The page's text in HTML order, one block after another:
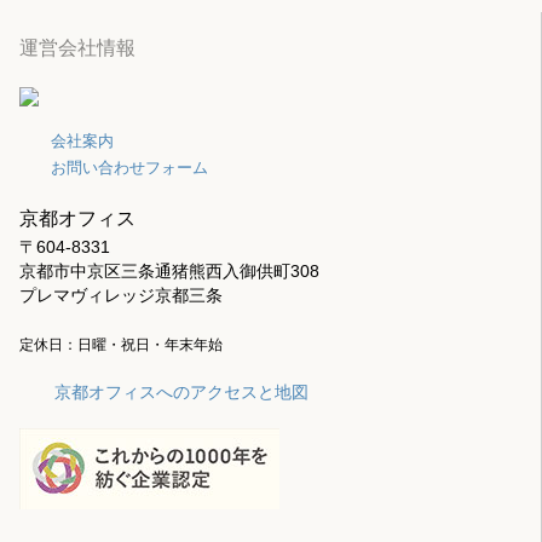
運営会社情報
会社案内
お問い合わせフォーム
京都オフィス
〒604-8331
京都市中京区三条通猪熊西入御供町308
プレマヴィレッジ京都三条
定休日：日曜・祝日・年末年始
京都オフィスへのアクセスと地図